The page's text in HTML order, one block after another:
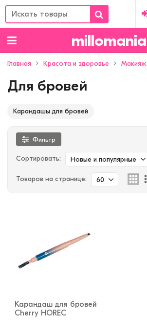
millomania
Главная Красота и здоровье Макияж
Для бровей
Карандашы для бровей
Фильтр
Сортировать: Новые и популярные
Товаров на странице: 60
Карандаш для бровей
Cherry HOREC